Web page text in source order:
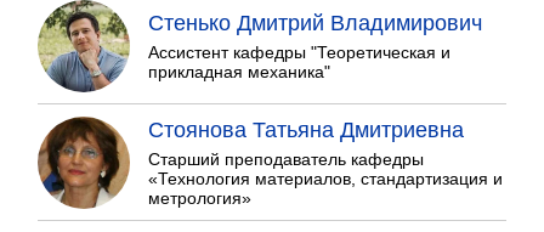
Стенько Дмитрий Владимирович
Ассистент кафедры "Теоретическая и
прикладная механика"
Стоянова Татьяна Дмитриевна
Старший преподаватель кафедры
«Технология материалов, стандартизация и
метрология»